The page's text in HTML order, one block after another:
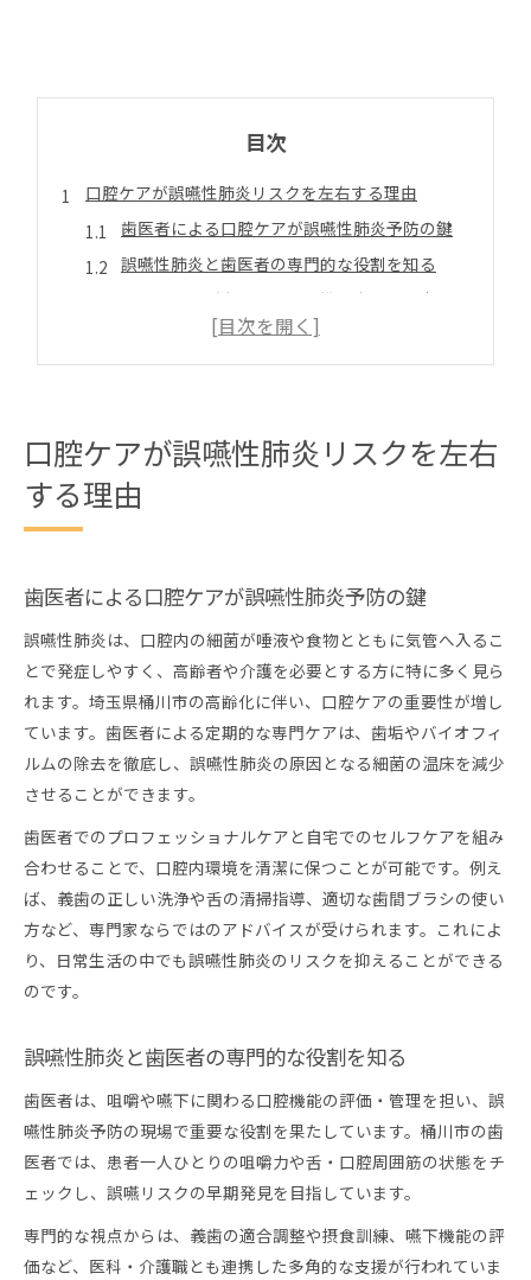
目次
口腔ケアが誤嚥性肺炎リスクを左右する理由
歯医者による口腔ケアが誤嚥性肺炎予防の鍵
誤嚥性肺炎と歯医者の専門的な役割を知る
日々のケアが歯医者との連携で変わる理由
歯医者が指導する誤嚥予防の口腔習慣とは
歯医者視点から見た誤嚥リスク低減の方法
歯医者が提案する桶川市での誤嚥対策の実際
歯医者と地域連携による誤嚥性肺炎予防の成否
桶川市で歯医者を活用した誤嚥予防の具体例
地域で実践できる歯医者との誤嚥予防の進め方
日常的な口腔清掃と歯医者の重要な関係性
歯医者が勧める口腔清掃の頻度と効果とは
誤嚥性肺炎予防に最適な歯医者のケア方法
日々の口腔ケアが誤嚥リスクを減らす理由
歯医者での定期ケアが誤嚥防止に有効な訳
自宅でできる簡単口腔ケアと専門介入の違い
歯医者が教える自宅ケアと専門介入の違い
自宅でのケアと歯医者の専門的アプローチ比較
歯医者の専門介入がもたらす予防効果を解説
自宅で続けやすい歯医者推奨のケア方法とは
桶川市で知る歯医者と連携した現実的な予防策
地域歯医者との連携が誤嚥性肺炎予防に効果的
桶川市で実践できる歯医者との予防策の全貌
歯医者と介護現場が協力した予防の取り組み方
歯医者と家族が連携する現実的な口腔管理法
誤嚥性肺炎予防のために家族ができる口腔管理法
口腔ケアが誤嚥性肺炎リスクを左右
する理由
歯医者による口腔ケアが誤嚥性肺炎予防の鍵
誤嚥性肺炎は、口腔内の細菌が唾液や食物とともに気管へ入るこ
とで発症しやすく、高齢者や介護を必要とする方に特に多く見ら
れます。埼玉県桶川市の高齢化に伴い、口腔ケアの重要性が増し
ています。歯医者による定期的な専門ケアは、歯垢やバイオフィ
ルムの除去を徹底し、誤嚥性肺炎の原因となる細菌の温床を減少
させることができます。
歯医者でのプロフェッショナルケアと自宅でのセルフケアを組み
合わせることで、口腔内環境を清潔に保つことが可能です。例え
ば、義歯の正しい洗浄や舌の清掃指導、適切な歯間ブラシの使い
方など、専門家ならではのアドバイスが受けられます。これによ
り、日常生活の中でも誤嚥性肺炎のリスクを抑えることができる
のです。
誤嚥性肺炎と歯医者の専門的な役割を知る
歯医者は、咀嚼や嚥下に関わる口腔機能の評価・管理を担い、誤
嚥性肺炎予防の現場で重要な役割を果たしています。桶川市の歯
医者では、患者一人ひとりの咀嚼力や舌・口腔周囲筋の状態をチ
ェックし、誤嚥リスクの早期発見を目指しています。
専門的な視点からは、義歯の適合調整や摂食訓練、嚥下機能の評
価など、医科・介護職とも連携した多角的な支援が行われていま